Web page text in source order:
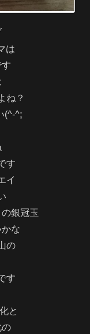
は
す
ね？
(^-^;
す
イ
銀冠玉
な
の
す
と
の